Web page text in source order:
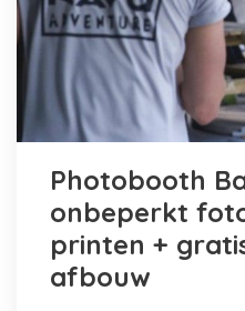
Photobooth
onbeperkt
printen +
afbouw